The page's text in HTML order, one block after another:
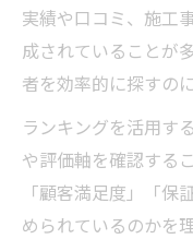
実績や口コミ、施工
成されていることが
者を効率的に探すの
ランキングを活用す
や評価軸を確認する
「顧客満足度」「保
められているのかを